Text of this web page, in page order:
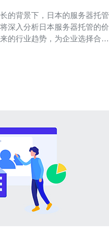
的背景下，日本的服务器托管
深入分析日本服务器托管的价
的行业趋势，为企业选择合适
价格因服务类型、配置和提供